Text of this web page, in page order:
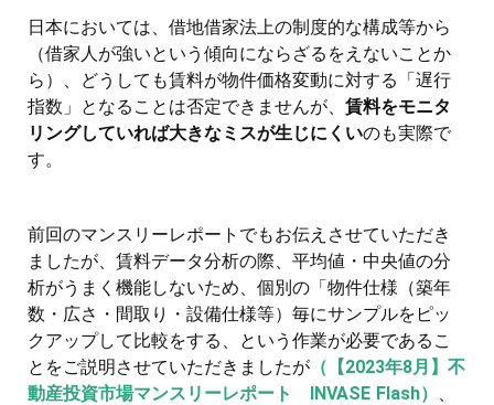
日本においては、借地借家法上の制度的な構成等から
（借家人が強いという傾向にならざるをえないことか
ら）、どうしても賃料が物件価格変動に対する「遅行
指数」となることは否定できませんが、 賃料をモニタ
リングしていれば大きなミスが生じにくいのも実際で
す。
前回のマンスリーレポートでもお伝えさせていただき
ましたが、賃料データ分析の際、平均値・中央値の分
析がうまく機能しないため、個別の「物件仕様（築年
数・広さ・間取り・設備仕様等）毎にサンプルをピッ
クアップして比較をする、という作業が必要であるこ
とをご説明させていただきましたが （【2023年8月】不
動産投資市場マンスリーレポート INVASE Flash） 、